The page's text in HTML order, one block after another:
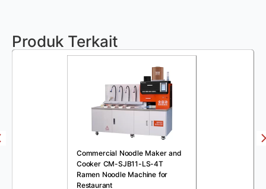
Produk Terkait
Commercial Noodle Maker and
Cooker CM-SJB11-LS-4T
Ramen Noodle Machine for
Restaurant